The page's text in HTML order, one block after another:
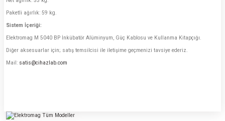
Paketli ağırlık: 59 kg.
Sistem İçeriği:
Elektromag M 5040 BP İnkübatör Alüminyum, Güç Kablosu ve Kullanma Kitapçığı.
Diğer aksesuarlar için; satış temsilcisi ile iletişime geçmenizi tavsiye ederiz.
Mail: satis@cihazlab.com